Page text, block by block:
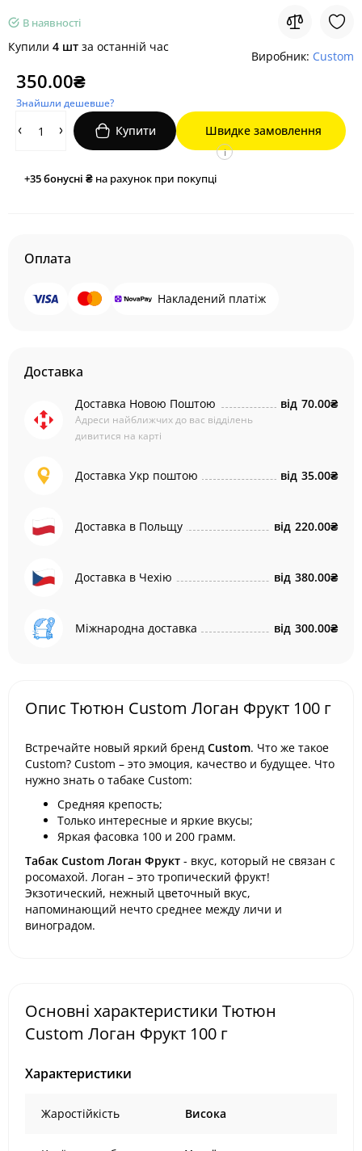
В наявності
Купили 4 шт за останній час
Виробник: Custom
350.00₴
Знайшли дешевше?
Купити Швидке замовлення
+35бонусні ₴ на рахунок при покупці
i
Оплата
Накладений платіж
Доставка
Доставка Новою Поштою
Адреси найближчих до вас відділень
дивитися на карті
від 70.00₴
Доставка Укр поштою від 35.00₴
Доставка в Польщу від 220.00₴
Доставка в Чехію від 380.00₴
Міжнародна доставка від 300.00₴
Опис Тютюн Custom Логан Фрукт 100 г
Встречайте новый яркий бренд Custom. Что же такое
Custom? Custom – это эмоция, качество и будущее. Что
нужно знать о табаке Custom:
Средняя крепость;
Только интересные и яркие вкусы;
Яркая фасовка 100 и 200 грамм.
Табак Custom Логан Фрукт - вкус, который не связан с
росомахой. Логан – это тропический фрукт!
Экзотический, нежный цветочный вкус,
напоминающий нечто среднее между личи и
виноградом.
Основні характеристики Тютюн
Custom Логан Фрукт 100 г
Характеристики
Жаростійкість Висока